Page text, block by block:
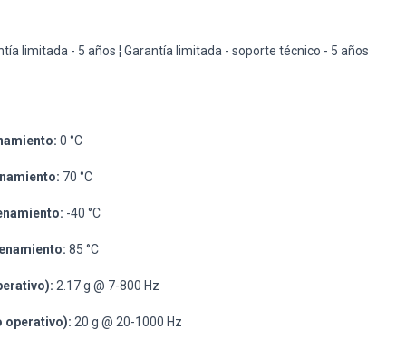
limitada - 5 años ¦ Garantía limitada - soporte técnico - 5 años
0 °C
70 °C
-40 °C
85 °C
2.17 g @ 7-800 Hz
operativo): 20 g @ 20-1000 Hz